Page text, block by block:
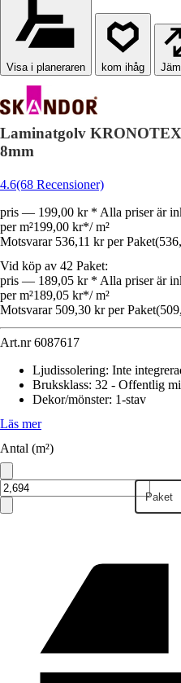
Visa i planeraren
Laminatgolv
8mm
4.6(68 Recensioner)
pris — 199,00 kr * Alla priser är
per m²199,00 kr*/ m²
Motsvarar 536,11 kr per Paket(
Vid köp av 42 Paket:
pris — 189,05 kr * Alla priser är
per m²189,05 kr*/ m²
Motsvarar 509,30 kr per Paket(
Art.nr 6087617
Ljudissolering: Inte
Bruksklass: 32 - Offentlig
Dekor/mönster: 1-stav
Läs mer
Antal (m²)
Paket